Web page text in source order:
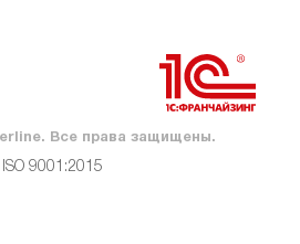
Все права защищены.
ISO 9001:2015